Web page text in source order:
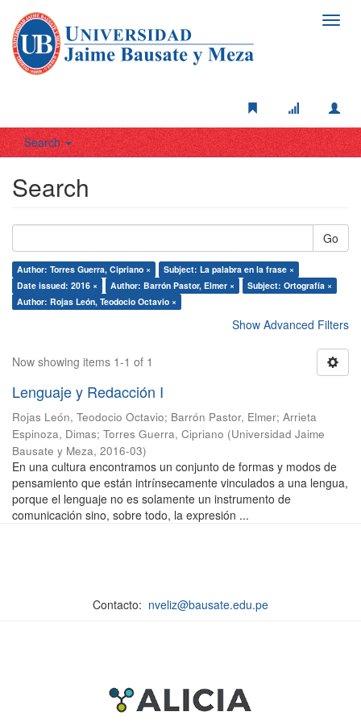
Search
Search
Go
Author: Torres Guerra, Cipriano ×
Subject: La palabra en la frase ×
Date issued: 2016 ×
Author: Barrón Pastor, Elmer ×
Subject: Ortografía ×
Author: Rojas León, Teodocio Octavio ×
Show Advanced Filters
Now showing items 1-1 of 1
Lenguaje y Redacción I
Rojas León, Teodocio Octavio; Barrón Pastor, Elmer; Arrieta
Espinoza, Dimas; Torres Guerra, Cipriano (Universidad Jaime
Bausate y Meza, 2016-03)
En una cultura encontramos un conjunto de formas y modos de
pensamiento que están intrínsecamente vinculados a una lengua,
porque el lenguaje no es solamente un instrumento de
comunicación sino, sobre todo, la expresión ...
Contacto: nveliz@bausate.edu.pe